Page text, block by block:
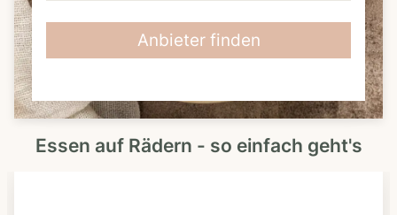
L
Z
Anbieter finden
Essen auf Rädern - so einfach geht's